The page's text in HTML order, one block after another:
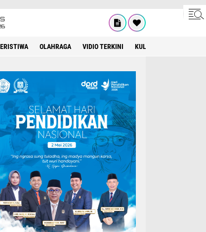
OLAHRAGA VIDIO TERKINI KULINER